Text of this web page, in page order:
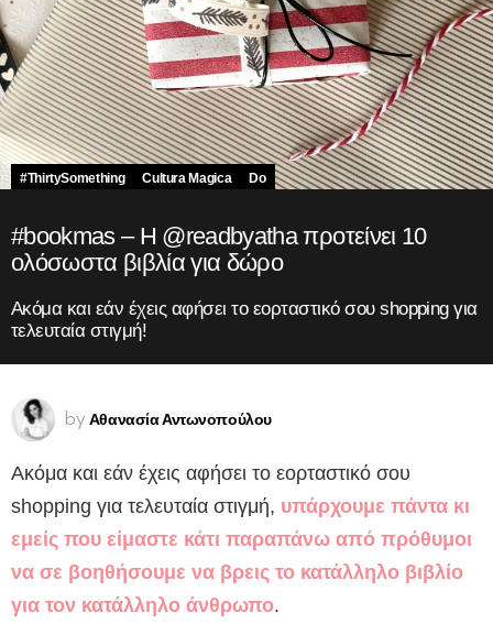
#ThirtySomething Cultura Magica Do
#bookmas – Η @readbyatha προτείνει 10
ολόσωστα βιβλία για δώρο
Ακόμα και εάν έχεις αφήσει το εορταστικό σου shopping για
τελευταία στιγμή!
by Αθανασία Αντωνοπούλου
Ακόμα και εάν έχεις αφήσει το εορταστικό σου
shopping για τελευταία στιγμή, υπάρχουμε πάντα κι
εμείς που είμαστε κάτι παραπάνω από πρόθυμοι
να σε βοηθήσουμε να βρεις το κατάλληλο βιβλίο
για τον κατάλληλο άνθρωπο.